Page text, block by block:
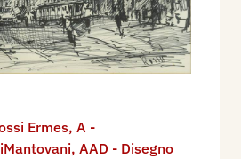
Ermes, A -
, AAD - Disegno